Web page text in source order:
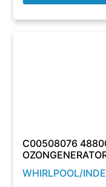
C00508076
WHIRLPOOL/